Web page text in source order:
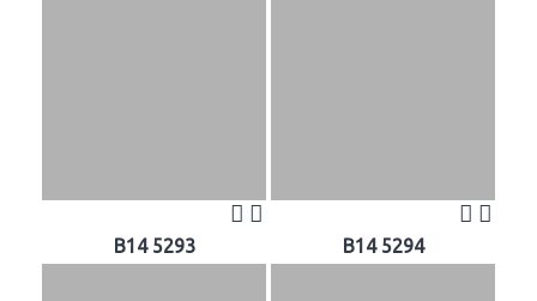
B14 5293 B14 5294